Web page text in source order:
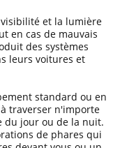
et la lumière
en cas de mauvais
des systèmes
leurs voitures et
standard ou en
traverser n'importe
du jour ou de la nuit.
de phares qui